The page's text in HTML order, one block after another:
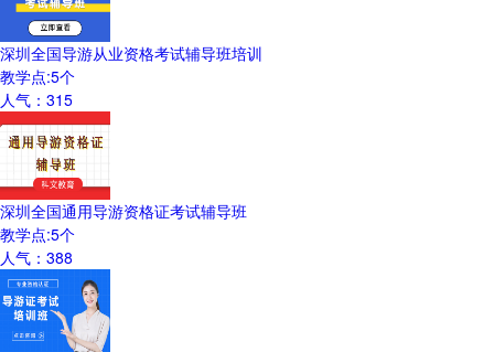
深圳全国导游从业资格考试辅导班培训
教学点:5个
人气： 315
深圳全国通用导游资格证考试辅导班
教学点:5个
人气： 388